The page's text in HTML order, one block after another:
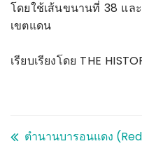
โดยใช้เส้นขนานที่ 38 แล
เขตแดน
เรียบเรียงโดย THE
ตำนานบารอนแดง